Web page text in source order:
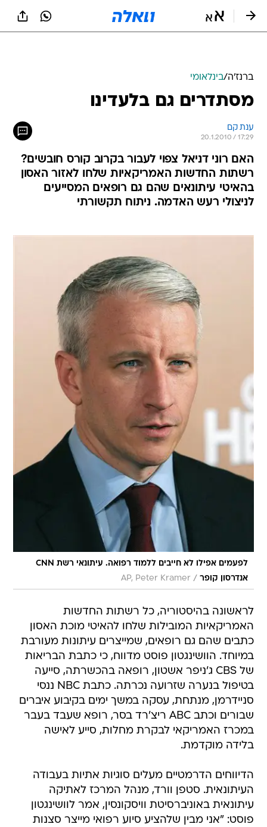
ברנז'ה/בינלאומי
מסתדרים גם בלעדינו
ענת קם
20.1.2010 / 17:29
האם רוני דניאל צפוי לעבור בקרוב קורס חובשים?
רשתות החדשות האמריקאיות שלחו לאזור האסון
בהאיטי עיתונאים שהם גם רופאים המסייעים
לניצולי רעש האדמה. ניתוח תקשורתי
לפעמים אפילו לא חייבים ללמוד רפואה. עיתונאי רשת CNN
אנדרסון קופר /
AP, Peter Kramer
לראשונה בהיסטוריה, כל רשתות החדשות
האמריקאיות המובילות שלחו להאיטי מוכת האסון
כתבים שהם גם רופאים, שמייצרים עיתונות מעורבת
במיוחד. הוושינגטון פוסט מדווח, כי כתבת הבריאות
של CBS ג'ניפר אשטון, רופאה בהכשרתה, סייעה
בטיפול בנערה שזרועה נכרתה. כתבת NBC ננסי
סניידרמן, מנתחת, עסקה במשך ימים בקיבוע איברים
שבורים וכתב ABC ריצ'רד בסר, רופא שעבד בעבר
במכרז האמריקאי לבקרת מחלות, סייע לאישה
בלידה מוקדמת.
הדיווחים הדרמטיים מעלים סוגיות אתיות בעבודה
העיתונאית. סטפן וורד, מנהל המרכז לאתיקה
עיתונאית באוניברסיטת וויסקונסין, אמר לוושינגטון
פוסט: "אני מבין שלהציע סיוע רפואי מייצר סצנות